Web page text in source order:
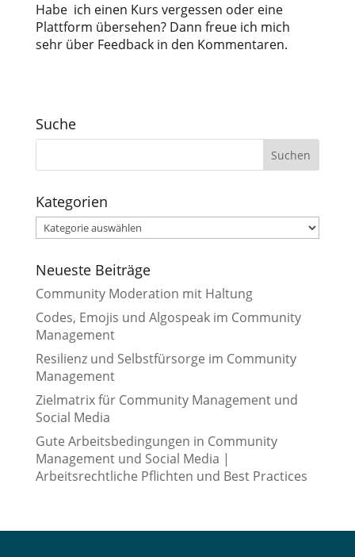
Habe ich einen Kurs vergessen oder eine
Plattform übersehen? Dann freue ich mich
sehr über Feedback in den Kommentaren.
Suche
Kategorien
Kategorien
Neueste Beiträge
Community Moderation mit Haltung
Codes, Emojis und Algospeak im Community
Management
Resilienz und Selbstfürsorge im Community
Management
Zielmatrix für Community Management und
Social Media
Gute Arbeitsbedingungen in Community
Management und Social Media |
Arbeitsrechtliche Pflichten und Best Practices